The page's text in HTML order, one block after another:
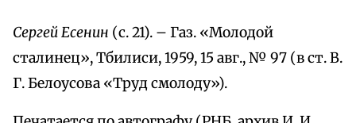
Сергей Есенин (с. 21). – Газ. «Молодой
сталинец», Тбилиси, 1959, 15 авг., № 97 (в ст. В.
Г. Белоусова «Труд смолоду»).